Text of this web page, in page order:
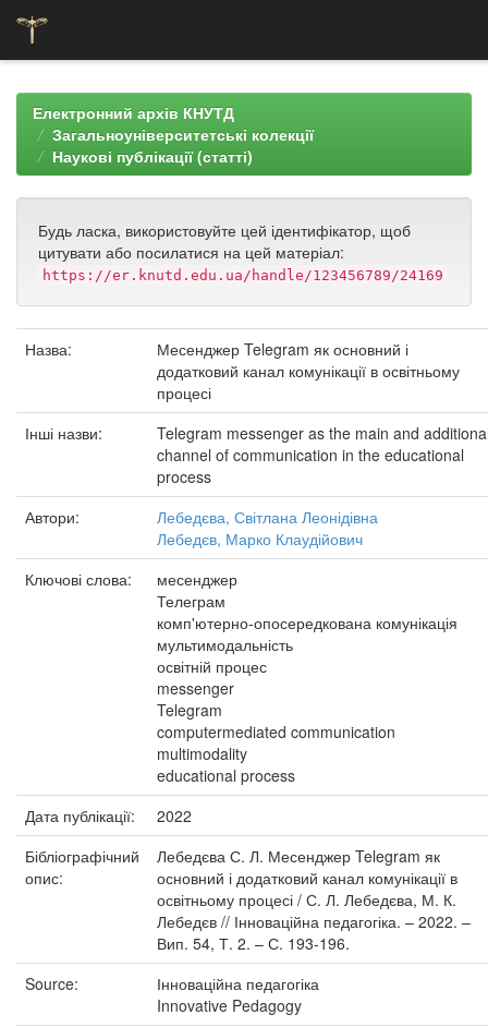
navigationЕлектронний архів КНУТД
Загальноуніверситетські колекції
Наукові публікації (статті)
Будь ласка, використовуйте цей ідентифікатор, щоб
цитувати або посилатися на цей матеріал:
https://er.knutd.edu.ua/handle/123456789/24169
Назва:
Месенджер Telegram як основний і
додатковий канал комунікації в освітньому
процесі
Інші назви:
Telegram messenger as the main and
channel of communication in the educational
process
Автори:
Лебедєва, Світлана Леонідівна
Лебедєв, Марко Клаудійович
Ключові слова:
месенджер
Телеграм
комп'ютерно-опосередкована комунікація
мультимодальність
освітній процес
messenger
Telegram
computermediated communication
multimodality
educational process
Дата публікації:
2022
Бібліографічний
опис:
Лебедєва С. Л. Месенджер Telegram як
основний і додатковий канал комунікації в
освітньому процесі / С. Л. Лебедєва, М. К.
Лебедєв // Інноваційна педагогіка. – 2022. –
Вип. 54, Т. 2. – С. 193-196.
Source:
Інноваційна педагогіка
Innovative Pedagogy